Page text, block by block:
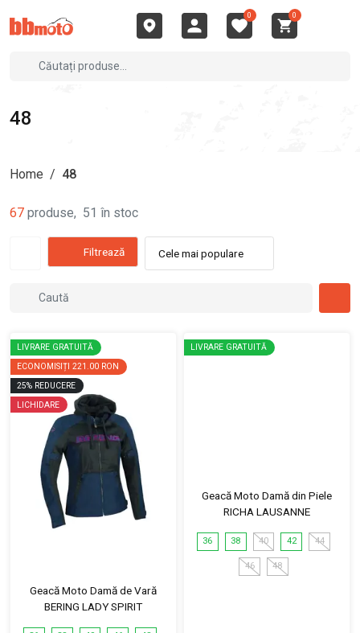
0 0
48
Home / 48
67 produse, 51 în stoc
Filtrează Cele mai populare
LIVRARE GRATUITĂ
ECONOMISIȚI 221.00 RON
25% REDUCERE
LICHIDARE
Geacă Moto Damă de Vară
BERING LADY SPIRIT
LIVRARE GRATUITĂ
Geacă Moto Damă din Piele
RICHA LAUSANNE
36 38 40 42 44
46 48